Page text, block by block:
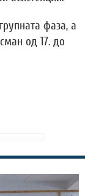
фаза, а
од 17. до